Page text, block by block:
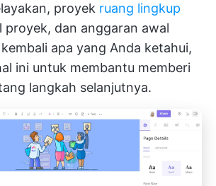
proyek ruang lingkup
proyek, dan anggaran awal
apa yang Anda ketahui,
ini untuk membantu memberi
langkah selanjutnya.